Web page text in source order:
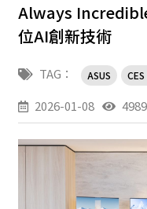
Always
位AI創新技術
TAG： ASUS
2026-01-08